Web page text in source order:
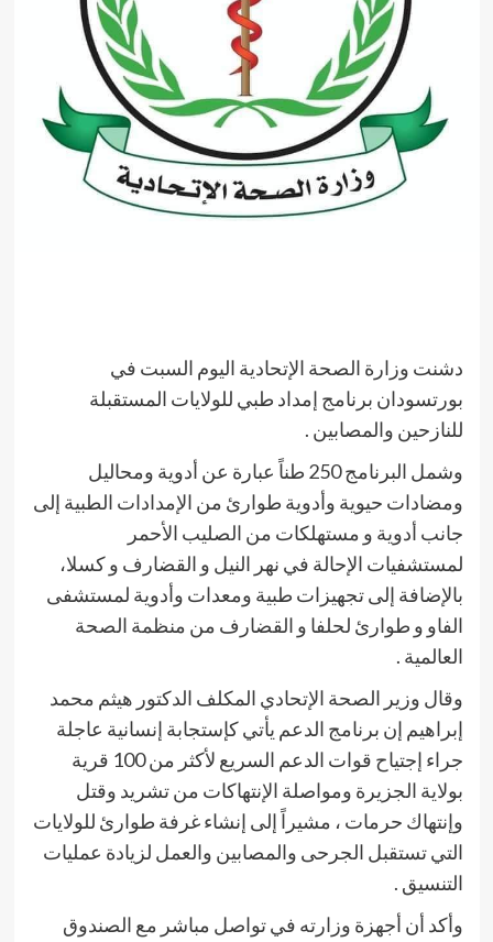
دشنت وزارة الصحة الإتحادية اليوم السبت في
بورتسودان برنامج إمداد طبي للولايات المستقبلة
للنازحين والمصابين .
وشمل البرنامج 250 طناً عبارة عن أدوية ومحاليل
ومضادات حيوية وأدوية طوارئ من الإمدادات الطبية إلى
جانب أدوية و مستهلكات من الصليب الأحمر
لمستشفيات الإحالة في نهر النيل و القضارف و كسلا،
بالإضافة إلى تجهيزات طبية ومعدات وأدوية لمستشفى
الفاو و طوارئ لحلفا و القضارف من منظمة الصحة
العالمية .
وقال وزير الصحة الإتحادي المكلف الدكتور هيثم محمد
إبراهيم إن برنامج الدعم يأتي كإستجابة إنسانية عاجلة
جراء إجتياح قوات الدعم السريع لأكثر من 100 قرية
بولاية الجزيرة ومواصلة الإنتهاكات من تشريد وقتل
وإنتهاك حرمات ، مشيراً إلى إنشاء غرفة طوارئ للولايات
التي تستقبل الجرحى والمصابين والعمل لزيادة عمليات
التنسيق .
وأكد أن أجهزة وزارته في تواصل مباشر مع الصندوق